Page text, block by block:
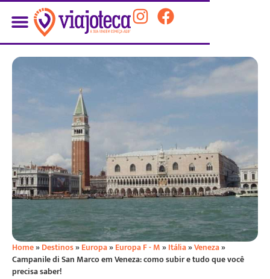
Home»Destinos»Europa»Europa F - M»Itália»Veneza»
Campanile di San Marco em Veneza: como subir e tudo que você
precisa saber!